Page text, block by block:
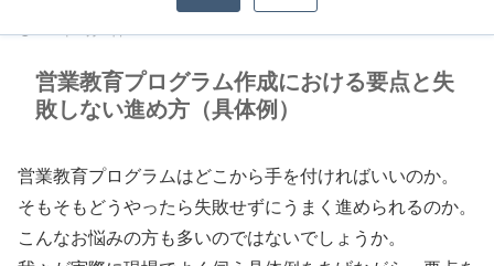
営業教育プログラム作成における要点と失
敗しない進め方（具体例）
営業教育プログラムはどこから手を付ければいいのか。
そもそもどうやったら失敗せずにうまく進められるのか。
こんなお悩みの方も多いのではないでしょうか。